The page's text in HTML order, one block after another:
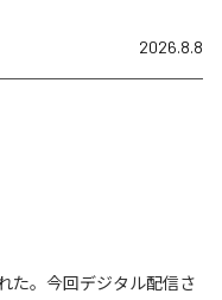
2026.8.8
れた。今回デジタル配信さ